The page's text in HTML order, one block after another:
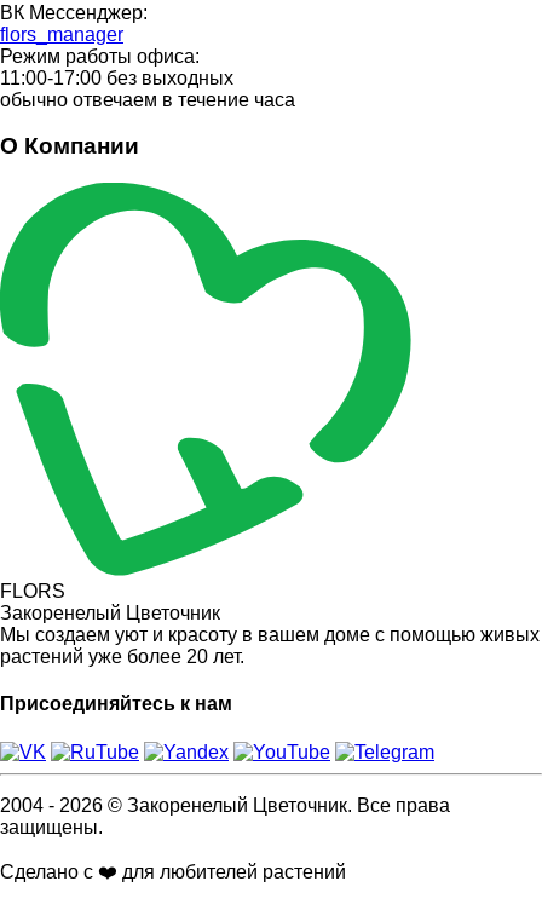
ВК Мессенджер:
flors_manager
Режим работы офиса:
11:00-17:00 без выходных
обычно отвечаем в течение часа
О Компании
FLORS
Закоренелый Цветочник
Мы создаем уют и красоту в вашем доме с помощью живых
растений уже более 20 лет.
Присоединяйтесь к нам
2004 - 2026 © Закоренелый Цветочник. Все права
защищены.
Сделано с ❤️ для любителей растений